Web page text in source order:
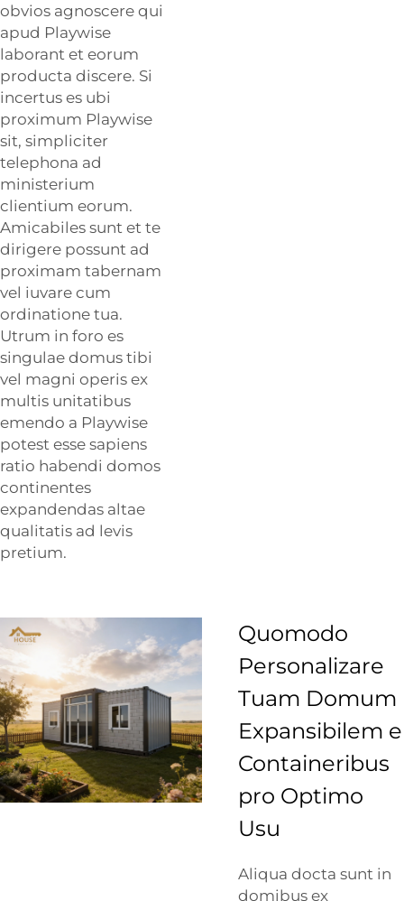
obvios agnoscere qui
apud Playwise
laborant et eorum
producta discere. Si
incertus es ubi
proximum Playwise
sit, simpliciter
telephona ad
ministerium
clientium eorum.
Amicabiles sunt et te
dirigere possunt ad
proximam tabernam
vel iuvare cum
ordinatione tua.
Utrum in foro es
singulae domus tibi
vel magni operis ex
multis unitatibus
emendo a Playwise
potest esse sapiens
ratio habendi domos
continentes
expandendas altae
qualitatis ad levis
pretium.
Quomodo
Personalizare
Tuam Domum
Expansibilem e
Containeribus
pro Optimo
Usu
Aliqua docta sunt in
domibus ex